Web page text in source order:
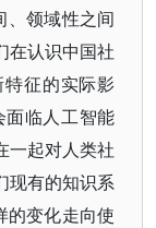
、领域性之间
在认识中国社
征的实际影
临人工智能
一起对人类社
现有的知识系
的变化走向使